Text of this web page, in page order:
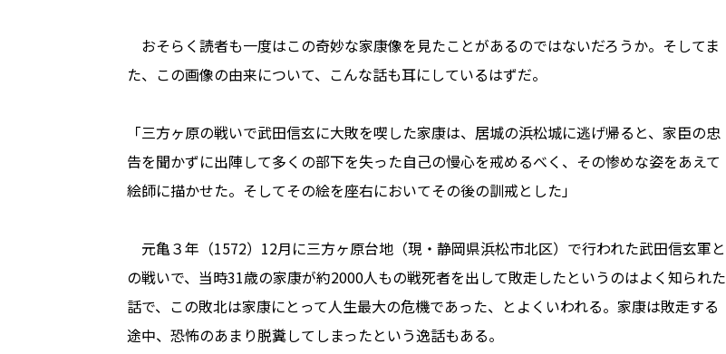
おそらく読者も一度はこの奇妙な家康像を見たことがあるのではないだろうか。そしてま
た、この画像の由来について、こんな話も耳にしているはずだ。
「三方ヶ原の戦いで武田信玄に大敗を喫した家康は、居城の浜松城に逃げ帰ると、家臣の忠
告を聞かずに出陣して多くの部下を失った自己の慢心を戒めるべく、その惨めな姿をあえて
絵師に描かせた。そしてその絵を座右においてその後の訓戒とした」
元亀３年（1572）12月に三方ヶ原台地（現・静岡県浜松市北区）で行われた武田信玄軍と
の戦いで、当時31歳の家康が約2000人もの戦死者を出して敗走したというのはよく知られた
話で、この敗北は家康にとって人生最大の危機であった、とよくいわれる。家康は敗走する
途中、恐怖のあまり脱糞してしまったという逸話もある。